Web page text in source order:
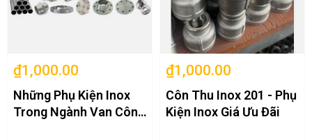
₫1,000.00
Những Phụ Kiện Inox
Trong Ngành Van Công
₫1,000.00
Côn Thu Inox 201 - Phụ
Kiện Inox Giá Ưu Đãi